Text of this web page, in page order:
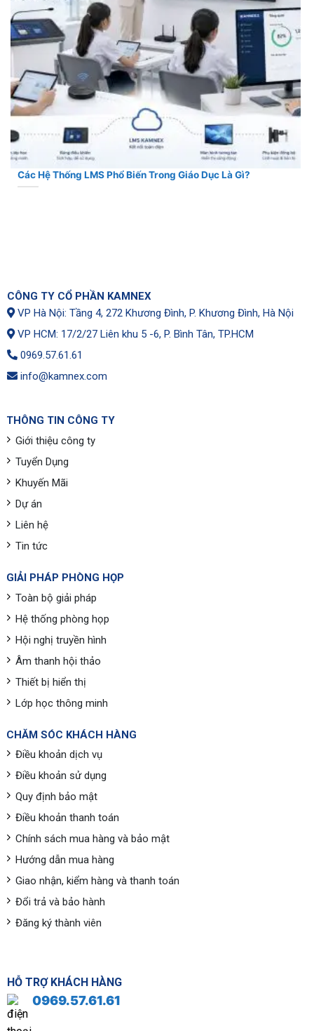
Các Hệ Thống LMS Phổ Biến Trong Giáo Dục Là Gì?
CÔNG TY CỔ PHẦN KAMNEX
VP Hà Nội: Tầng 4, 272 Khương Đình, P. Khương Đình, Hà Nội
VP HCM: 17/2/27 Liên khu 5 -6, P. Bình Tân, TP.HCM
0969.57.61.61
info@kamnex.com
THÔNG TIN CÔNG TY
Giới thiệu công ty
Tuyển Dụng
Khuyến Mãi
Dự án
Liên hệ
Tin tức
GIẢI PHÁP PHÒNG HỌP
Toàn bộ giải pháp
Hệ thống phòng họp
Hội nghị truyền hình
Âm thanh hội thảo
Thiết bị hiển thị
Lớp học thông minh
CHĂM SÓC KHÁCH HÀNG
Điều khoản dịch vụ
Điều khoản sử dụng
Quy định bảo mật
Điều khoản thanh toán
Chính sách mua hàng và bảo mật
Hướng dẫn mua hàng
Giao nhận, kiểm hàng và thanh toán
Đổi trả và bảo hành
Đăng ký thành viên
HỖ TRỢ KHÁCH HÀNG
0969.57.61.61